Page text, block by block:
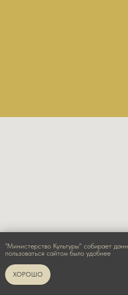
"Министерство Культуры" собирает
пользоваться сайтом было удобнее
ХОРОШО